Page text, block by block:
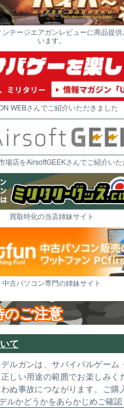
テージエアガンレビューに商品提
います。
WEBさんでご紹介いただきました
場店をAirsoftGEEKさんでご紹介い
買取特化の当店姉妹サイト
中古パソコン専門の姉妹サイト
のご注意
て
ルガンは、サバイバルゲーム
しい用途の範囲でお楽しみく
ぬ事故につながります。ご購
ルかどうかをあらかじめご確認